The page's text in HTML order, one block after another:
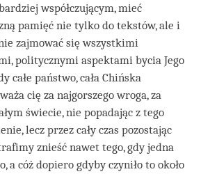
współczującym, mieć
pamięć nie tylko do tekstów, ale i
zajmować się wszystkimi
politycznymi aspektami bycia Jego
całe państwo, cała Chińska
cię za najgorszego wroga, za
świecie, nie popadając z tego
lecz przez cały czas pozostając
znieść nawet tego, gdy jedna
a cóż dopiero gdyby czyniło to około